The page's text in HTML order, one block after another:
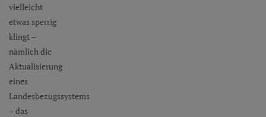
vielleicht
etwas sperrig
klingt –
nämlich die
Aktualisierung
eines
Landesbezugssystems
– das